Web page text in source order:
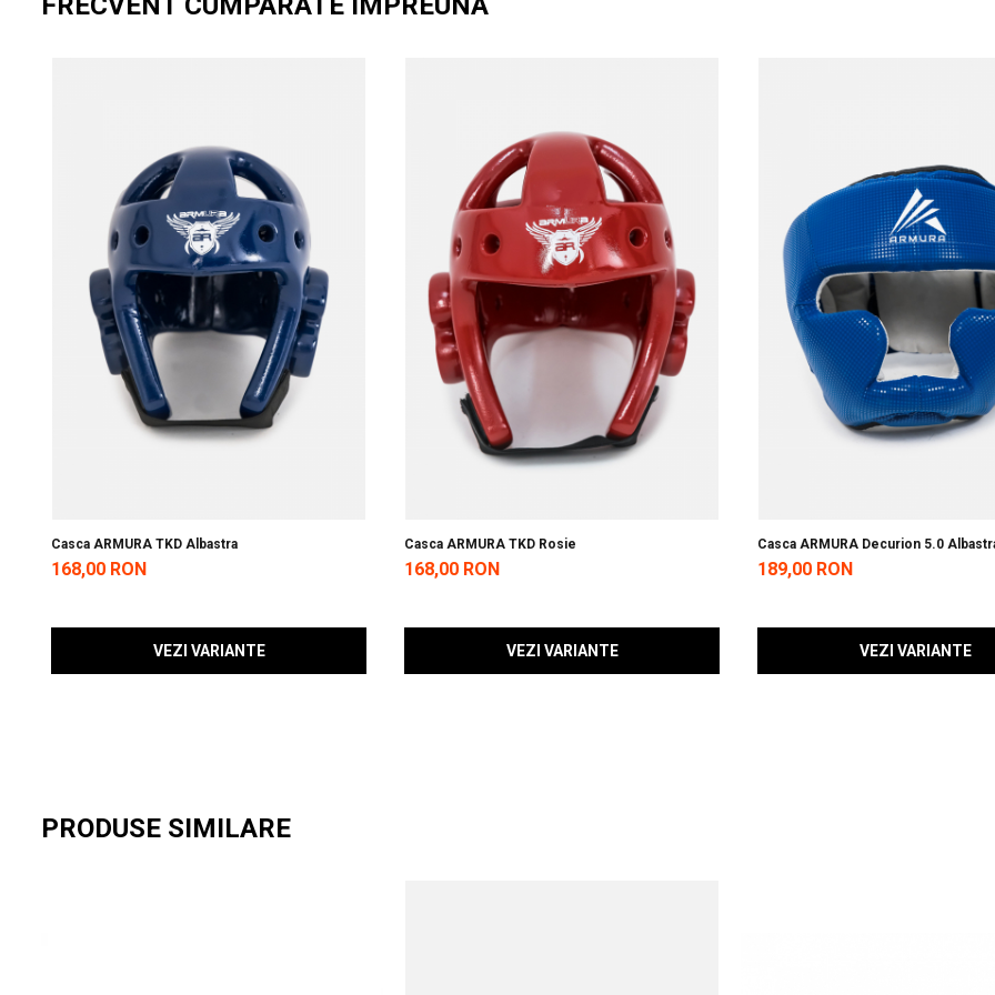
Casca ARMURA TKD Albastra
168,00 RON
VEZI VARIANTE
Casca ARMURA TKD Rosie
168,00 RON
VEZI VARIANTE
Casca ARMURA Decurion 5.0
189,00 RON
VEZI VARIANTE
PRODUSE SIMILARE